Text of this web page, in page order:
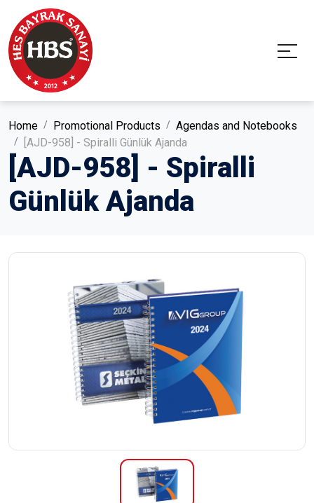
Home Promotional Products
Agendas and Notebooks
[AJD-958] - Spiralli Günlük Ajanda
[AJD-958] - Spiralli
Günlük Ajanda